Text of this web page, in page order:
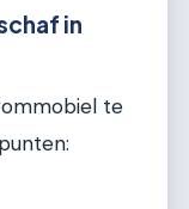
in
te